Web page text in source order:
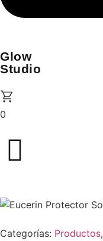
Glow
Studio
0
Categorías: Productos,